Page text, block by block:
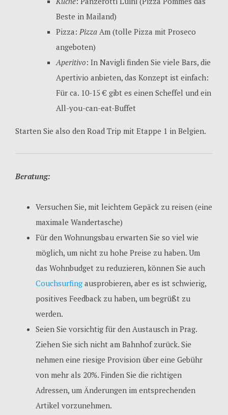
Beste in Mailand)
Pizza: PizzaAm (tolle Pizza mit Proseco
angeboten)
Aperitivo: In Navigli finden Sie viele Bars, die
Apertivio anbieten, das Konzept ist einfach:
Für ca. 10-15 € gibt es einen Scheffel und ein
All-you-can-eat-Buffet
Starten Sie also den Road Trip mit Etappe 1 in Belgien.
Beratung:
Versuchen Sie, mit leichtem Gepäck zu reisen (eine
maximale Wandertasche)
Für den Wohnungsbau erwarten Sie so viel wie
möglich, um nicht zu hohe Preise zu haben. Um
das Wohnbudget zu reduzieren, können Sie auch
Couchsurfing ausprobieren, aber es ist schwierig,
positives Feedback zu haben, um begrüßt zu
werden.
Seien Sie vorsichtig für den Austausch in Prag.
Ziehen Sie sich nicht am Bahnhof zurück. Sie
nehmen eine riesige Provision über eine Gebühr
von mehr als 20%. Finden Sie die richtigen
Adressen, um Änderungen im entsprechenden
Artikel vorzunehmen.